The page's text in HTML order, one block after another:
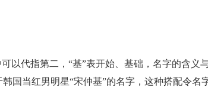
可以代指第二，“基”表开始、基础，名字的含
国当红男明星“宋仲基”的名字，这种搭配令